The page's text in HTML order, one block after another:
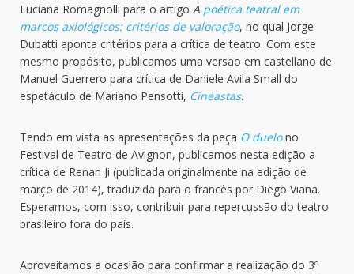
Luciana Romagnolli para o artigo A poética teatral em
marcos axiológicos: critérios de valoração, no qual Jorge
Dubatti aponta critérios para a crítica de teatro. Com este
mesmo propósito, publicamos uma versão em castellano de
Manuel Guerrero para crítica de Daniele Avila Small do
espetáculo de Mariano Pensotti, Cineastas.
Tendo em vista as apresentações da peça O duelono
Festival de Teatro de Avignon, publicamos nesta edição a
crítica de Renan Ji (publicada originalmente na edição de
março de 2014), traduzida para o francês por Diego Viana.
Esperamos, com isso, contribuir para repercussão do teatro
brasileiro fora do país.
Aproveitamos a ocasião para confirmar a realização do 3º